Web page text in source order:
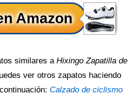
similares a Hixingo Zapatilla de
ver otros zapatos haciendo
Calzado de ciclismo